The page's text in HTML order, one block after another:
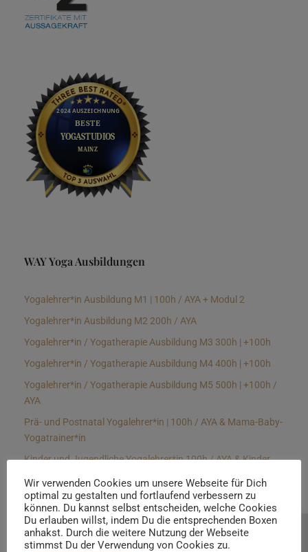
WAY Yoga Ausbildungen
Yogalehrer*in Ausbildung M1 | 100h / AYA + Modul 2
Yogalehrer*in Ausbildung M2 200h / AYA
Yogalehrer*in / Yogatherapie Ausbildung M3 300h | +100h
Yogalehrer*in / Yogatherapie Ausbildung M4 400h | +100h
Yogalehrer*in / Yogatherapie Ausbildung M5 500h | +100h /
AYA
Prä- und Postnatal Yogalehrer*in | 100h / AYA & Mama-Baby-
Yogatrainer*in
Kinder und Jugendliche Yogalehrer*in 100h / AYA & Kinder
Yin Yogalehrer*in | 100 h & Faszientrainer*in
Hormon Yogalehrer*in / Yogatherapeut*in &
Stressmanagementtrainer*in | 70h
Wir verwenden Cookies um unsere Webseite für Dich
optimal zu gestalten und fortlaufend verbessern zu
können. Du kannst selbst entscheiden, welche Cookies
Du erlauben willst, indem Du die entsprechenden Boxen
anhakst. Durch die weitere Nutzung der Webseite
stimmst Du der Verwendung von Cookies zu.
Beratung buchen